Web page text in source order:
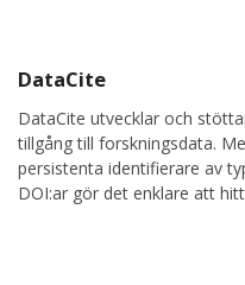
DataCite
DataCite utvecklar och
tillgång till forskningsdata.
persistenta identifierare av
DOI:ar gör det enklare att